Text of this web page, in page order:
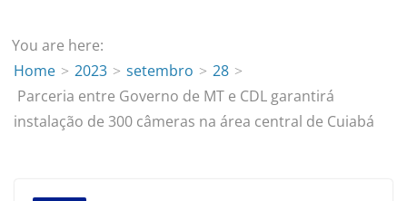
You are here:
Home
2023 setembro
28
Parceria entre Governo de MT e CDL garantirá
instalação de 300 câmeras na área central de Cuiabá